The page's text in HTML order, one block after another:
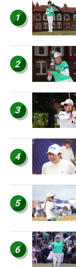
1
2
3
4
5
6